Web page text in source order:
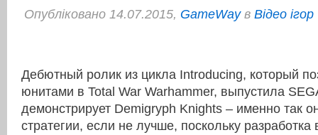
Опубліковано 14.07.2015, GameWayв Відео ігор
Дебютный ролик из цикла Introducing, который
юнитами в Total War Warhammer, выпустила
демонстрирует Demigryph Knights – именно так
стратегии, если не лучше, поскольку